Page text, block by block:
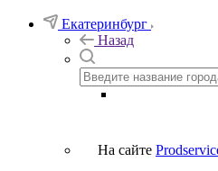
Екатеринбург
Назад
На сайте